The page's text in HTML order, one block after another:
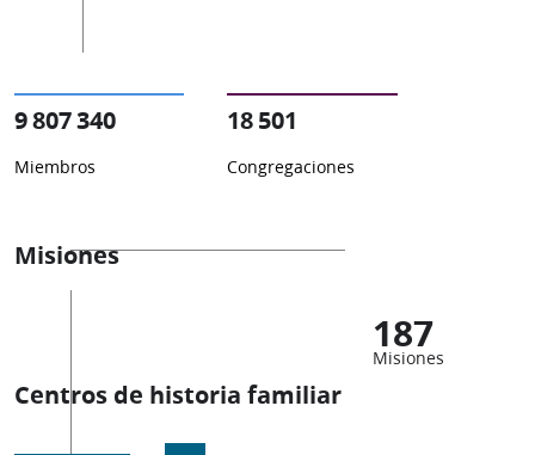
9 807 340
Miembros
18 501
Congregaciones
Misiones
187
Misiones
Centros de historia familiar